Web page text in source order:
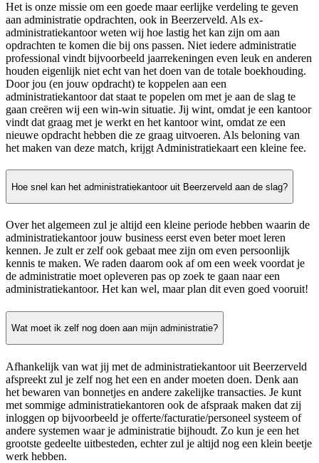
Het is onze missie om een goede maar eerlijke verdeling te geven
aan administratie opdrachten, ook in Beerzerveld. Als ex-
administratiekantoor weten wij hoe lastig het kan zijn om aan
opdrachten te komen die bij ons passen. Niet iedere administratie
professional vindt bijvoorbeeld jaarrekeningen even leuk en anderen
houden eigenlijk niet echt van het doen van de totale boekhouding.
Door jou (en jouw opdracht) te koppelen aan een
administratiekantoor dat staat te popelen om met je aan de slag te
gaan creëren wij een win-win situatie. Jij wint, omdat je een kantoor
vindt dat graag met je werkt en het kantoor wint, omdat ze een
nieuwe opdracht hebben die ze graag uitvoeren. Als beloning van
het maken van deze match, krijgt Administratiekaart een kleine fee.
Hoe snel kan het administratiekantoor uit Beerzerveld aan de slag?
Over het algemeen zul je altijd een kleine periode hebben waarin de
administratiekantoor jouw business eerst even beter moet leren
kennen. Je zult er zelf ook gebaat mee zijn om even persoonlijk
kennis te maken. We raden daarom ook af om een week voordat je
de administratie moet opleveren pas op zoek te gaan naar een
administratiekantoor. Het kan wel, maar plan dit even goed vooruit!
Wat moet ik zelf nog doen aan mijn administratie?
Afhankelijk van wat jij met de administratiekantoor uit Beerzerveld
afspreekt zul je zelf nog het een en ander moeten doen. Denk aan
het bewaren van bonnetjes en andere zakelijke transacties. Je kunt
met sommige administratiekantoren ook de afspraak maken dat zij
inloggen op bijvoorbeeld je offerte/facturatie/personeel systeem of
andere systemen waar je administratie bijhoudt. Zo kun je een het
grootste gedeelte uitbesteden, echter zul je altijd nog een klein beetje
werk hebben.